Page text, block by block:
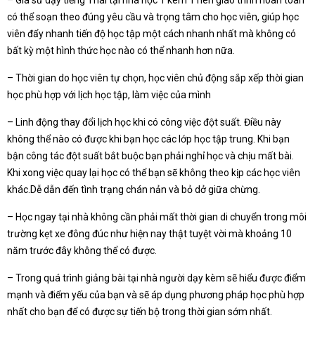
có thể soạn theo đúng yêu cầu và trọng tâm cho học viên, giúp học
viên đẩy nhanh tiến độ học tập một cách nhanh nhất mà không có
bất kỳ một hình thức học nào có thể nhanh hơn nữa.
– Thời gian do học viên tự chọn, học viên chủ động sắp xếp thời gian
học phù hợp với lịch học tập, làm việc của mình
– Linh động thay đổi lịch học khi có công việc đột suất. Điều này
không thể nào có được khi bạn học các lớp học tập trung. Khi bạn
bận công tác đột suất bắt buộc bạn phải nghỉ học và chịu mất bài.
Khi xong việc quay lại học có thể bạn sẽ không theo kịp các học viên
khác.Dễ dẫn đến tình trạng chán nản và bỏ dở giữa chừng.
– Học ngay tại nhà không cần phải mất thời gian di chuyển trong môi
trường kẹt xe đông đúc như hiện nay thật tuyệt vời mà khoảng 10
năm trước đây không thể có được.
– Trong quá trình giảng bài tại nhà người dạy kèm sẽ hiểu được điểm
mạnh và điểm yếu của bạn và sẽ áp dụng phương pháp học phù hợp
nhất cho bạn để có được sự tiến bộ trong thời gian sớm nhất.